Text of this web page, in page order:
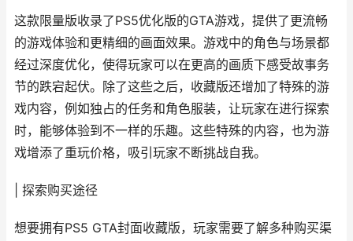
这款限量版收录了PS5优化版的GTA游戏，提供了更流畅
的游戏体验和更精细的画面效果。游戏中的角色与场景都
经过深度优化，使得玩家可以在更高的画质下感受故事务
节的跌宕起伏。除了这些之后，收藏版还增加了特殊的游
戏内容，例如独占的任务和角色服装，让玩家在进行探索
时，能够体验到不一样的乐趣。这些特殊的内容，也为游
戏增添了重玩价格，吸引玩家不断挑战自我。
| 探索购买途径
想要拥有PS5 GTA封面收藏版，玩家需要了解多种购买渠